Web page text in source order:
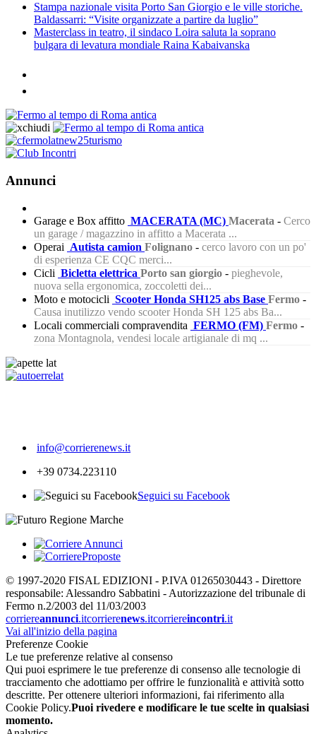
Stampa nazionale visita Porto San Giorgio e le ville storiche.
Baldassarri: “Visite organizzate a partire da luglio”
Masterclass in teatro, il sindaco Loira saluta la soprano
bulgara di levatura mondiale Raina Kabaivanska
Annunci
Garage e Box affitto MACERATA (MC) Macerata - Cerco
un garage / magazzino in affitto a Macerata ...
Operai Autista camion Folignano - cerco lavoro con un po'
di esperienza CE CQC merci...
Cicli Bicletta elettrica Porto san giorgio - pieghevole,
nuova sella ergonomica, zoccoletti dei...
Moto e motocicli Scooter Honda SH125 abs Base Fermo -
Causa inutilizzo vendo scooter Honda SH 125 abs Ba...
Locali commerciali compravendita FERMO (FM) Fermo -
zona Montagnola, vendesi locale artigianale di mq ...
info@corrierenews.it
+39 0734.223110
Seguici su Facebook
© 1997-2020 FISAL EDIZIONI - P.IVA 01265030443 - Direttore
responsabile: Alessandro Sabbatini - Autorizzazione del tribunale di
Fermo n.2/2003 del 11/03/2003
corriereannunci.itcorrierenews.itcorriereincontri.it
Vai all'inizio della pagina
Preferenze Cookie
Le tue preferenze relative al consenso
Qui puoi esprimere le tue preferenze di consenso alle tecnologie di
tracciamento che adottiamo per offrire le funzionalità e attività sotto
descritte. Per ottenere ulteriori informazioni, fai riferimento alla
Cookie Policy.Puoi rivedere e modificare le tue scelte in qualsiasi
momento.